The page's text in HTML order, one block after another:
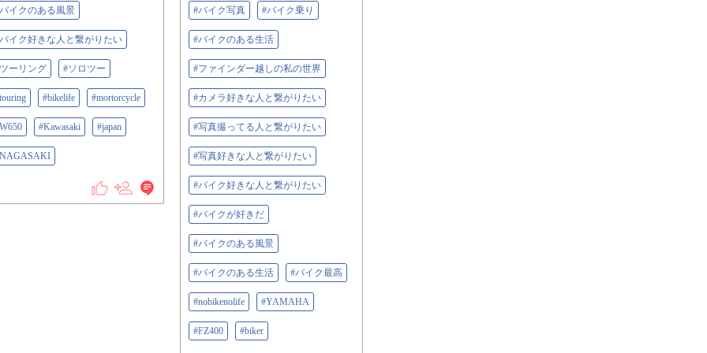
#バイク写真 #バイク乗り
#バイクのある生活
#ファインダー越しの私の世界
#カメラ好きな人と繋がりたい
#写真撮ってる人と繋がりたい
#写真好きな人と繋がりたい
#バイク好きな人と繋がりたい
#バイクが好きだ
#バイクのある風景
#バイクのある生活 #バイク最高
#nobikenolife #YAMAHA
#FZ400 #biker
イクのある風景
イク好きな人と繋がりたい
ーリング #ソロツー
#bikelife #mortorcycle
#Kawasaki #japan